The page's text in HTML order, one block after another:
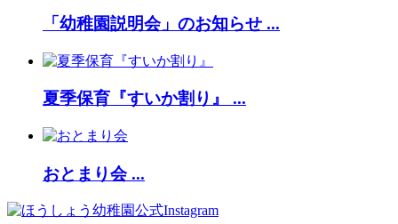
「幼稚園説明会」のお知らせ ...
夏季保育『すいか割り』 ...
おとまり会 ...